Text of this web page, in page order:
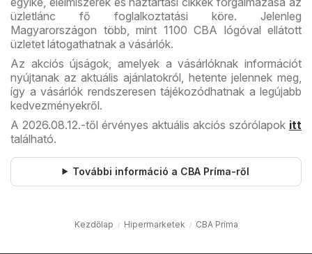
üzletlánc fő foglalkoztatási köre. Jelenleg
Magyarországon több, mint 1100 CBA lógóval ellátott
üzletet látogathatnak a vásárlók.
Az akciós újságok, amelyek a vásárlóknak információt
nyújtanak az aktuális ajánlatokról, hetente jelennek meg,
így a vásárlók rendszeresen tájékozódhatnak a legújabb
kedvezményekről.
A 2026.08.12.-től érvényes aktuális akciós szórólapok itt
található.
További információ a CBA Príma-ről
Kezdőlap Hipermarketek CBA Príma